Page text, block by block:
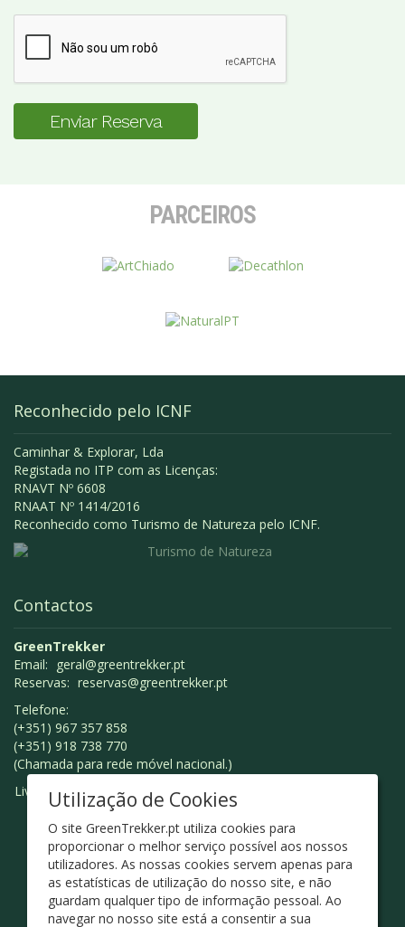
Enviar Reserva
PARCEIROS
Reconhecido pelo ICNF
Caminhar & Explorar, Lda
Registada no ITP com as Licenças:
RNAVT Nº 6608
RNAAT Nº 1414/2016
Reconhecido como Turismo de Natureza pelo ICNF.
Contactos
GreenTrekker
Email: geral@greentrekker.pt
Reservas: reservas@greentrekker.pt
Telefone:
(+351) 967 357 858
(+351) 918 738 770
(Chamada para rede móvel nacional.)
Livro de Reclamações
Utilização de Cookies
O site GreenTrekker.pt utiliza cookies para
proporcionar o melhor serviço possível aos nossos
utilizadores. As nossas cookies servem apenas para
as estatísticas de utilização do nosso site, e não
guardam qualquer tipo de informação pessoal. Ao
navegar no nosso site está a consentir a sua